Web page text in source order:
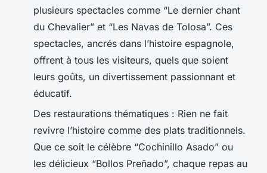
plusieurs spectacles comme “Le dernier chant
du Chevalier” et “Les Navas de Tolosa”. Ces
spectacles, ancrés dans l’histoire espagnole,
offrent à tous les visiteurs, quels que soient
leurs goûts, un divertissement passionnant et
éducatif.
Des restaurations thématiques : Rien ne fait
revivre l’histoire comme des plats traditionnels.
Que ce soit le célèbre “Cochinillo Asado” ou
les délicieux “Bollos Preñado”, chaque repas au